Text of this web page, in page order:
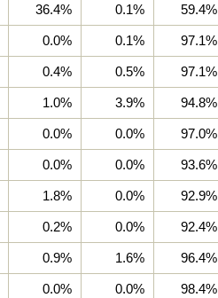
36.4% 0.1% 59.4%
0.0% 0.1% 97.1%
0.4% 0.5% 97.1%
1.0% 3.9% 94.8%
0.0% 0.0% 97.0%
0.0% 0.0% 93.6%
1.8% 0.0% 92.9%
0.2% 0.0% 92.4%
0.9% 1.6% 96.4%
0.0% 0.0% 98.4%